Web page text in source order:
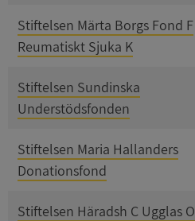
Stiftelsen Märta Borgs Fond F
Reumatiskt Sjuka K
Stiftelsen Sundinska
Understödsfonden
Stiftelsen Maria Hallanders
Donationsfond
Stiftelsen Häradsh C Ugglas O